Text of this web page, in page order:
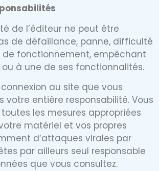
de l’éditeur ne peut être
de défaillance, panne, difficulté
de fonctionnement, empêchant
ou à une de ses fonctionnalités.
au site que vous
votre entière responsabilité. Vous
les mesures appropriées
matériel et vos propres
d’attaques virales par
par ailleurs seul responsable
que vous consultez.